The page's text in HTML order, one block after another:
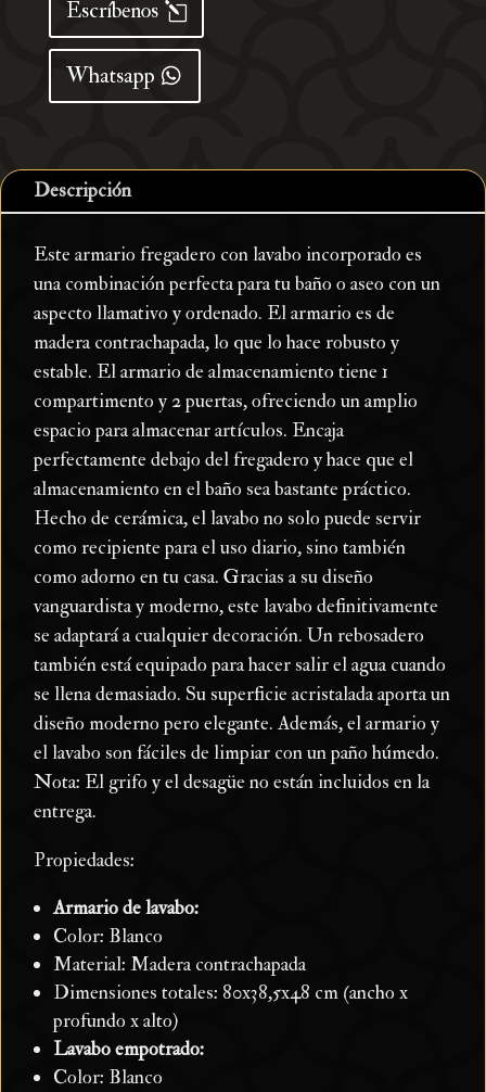
cantidad
Escríbenos
Whatsapp
Descripción
Este armario fregadero con lavabo incorporado es
una combinación perfecta para tu baño o aseo con un
aspecto llamativo y ordenado. El armario es de
madera contrachapada, lo que lo hace robusto y
estable. El armario de almacenamiento tiene 1
compartimento y 2 puertas, ofreciendo un amplio
espacio para almacenar artículos. Encaja
perfectamente debajo del fregadero y hace que el
almacenamiento en el baño sea bastante práctico.
Hecho de cerámica, el lavabo no solo puede servir
como recipiente para el uso diario, sino también
como adorno en tu casa. Gracias a su diseño
vanguardista y moderno, este lavabo definitivamente
se adaptará a cualquier decoración. Un rebosadero
también está equipado para hacer salir el agua cuando
se llena demasiado. Su superficie acristalada aporta un
diseño moderno pero elegante. Además, el armario y
el lavabo son fáciles de limpiar con un paño húmedo.
Nota: El grifo y el desagüe no están incluidos en la
entrega.
Propiedades:
Armario de lavabo:
Color: Blanco
Material: Madera contrachapada
Dimensiones totales: 80x38,5x48 cm (ancho x
profundo x alto)
Lavabo empotrado:
Color: Blanco